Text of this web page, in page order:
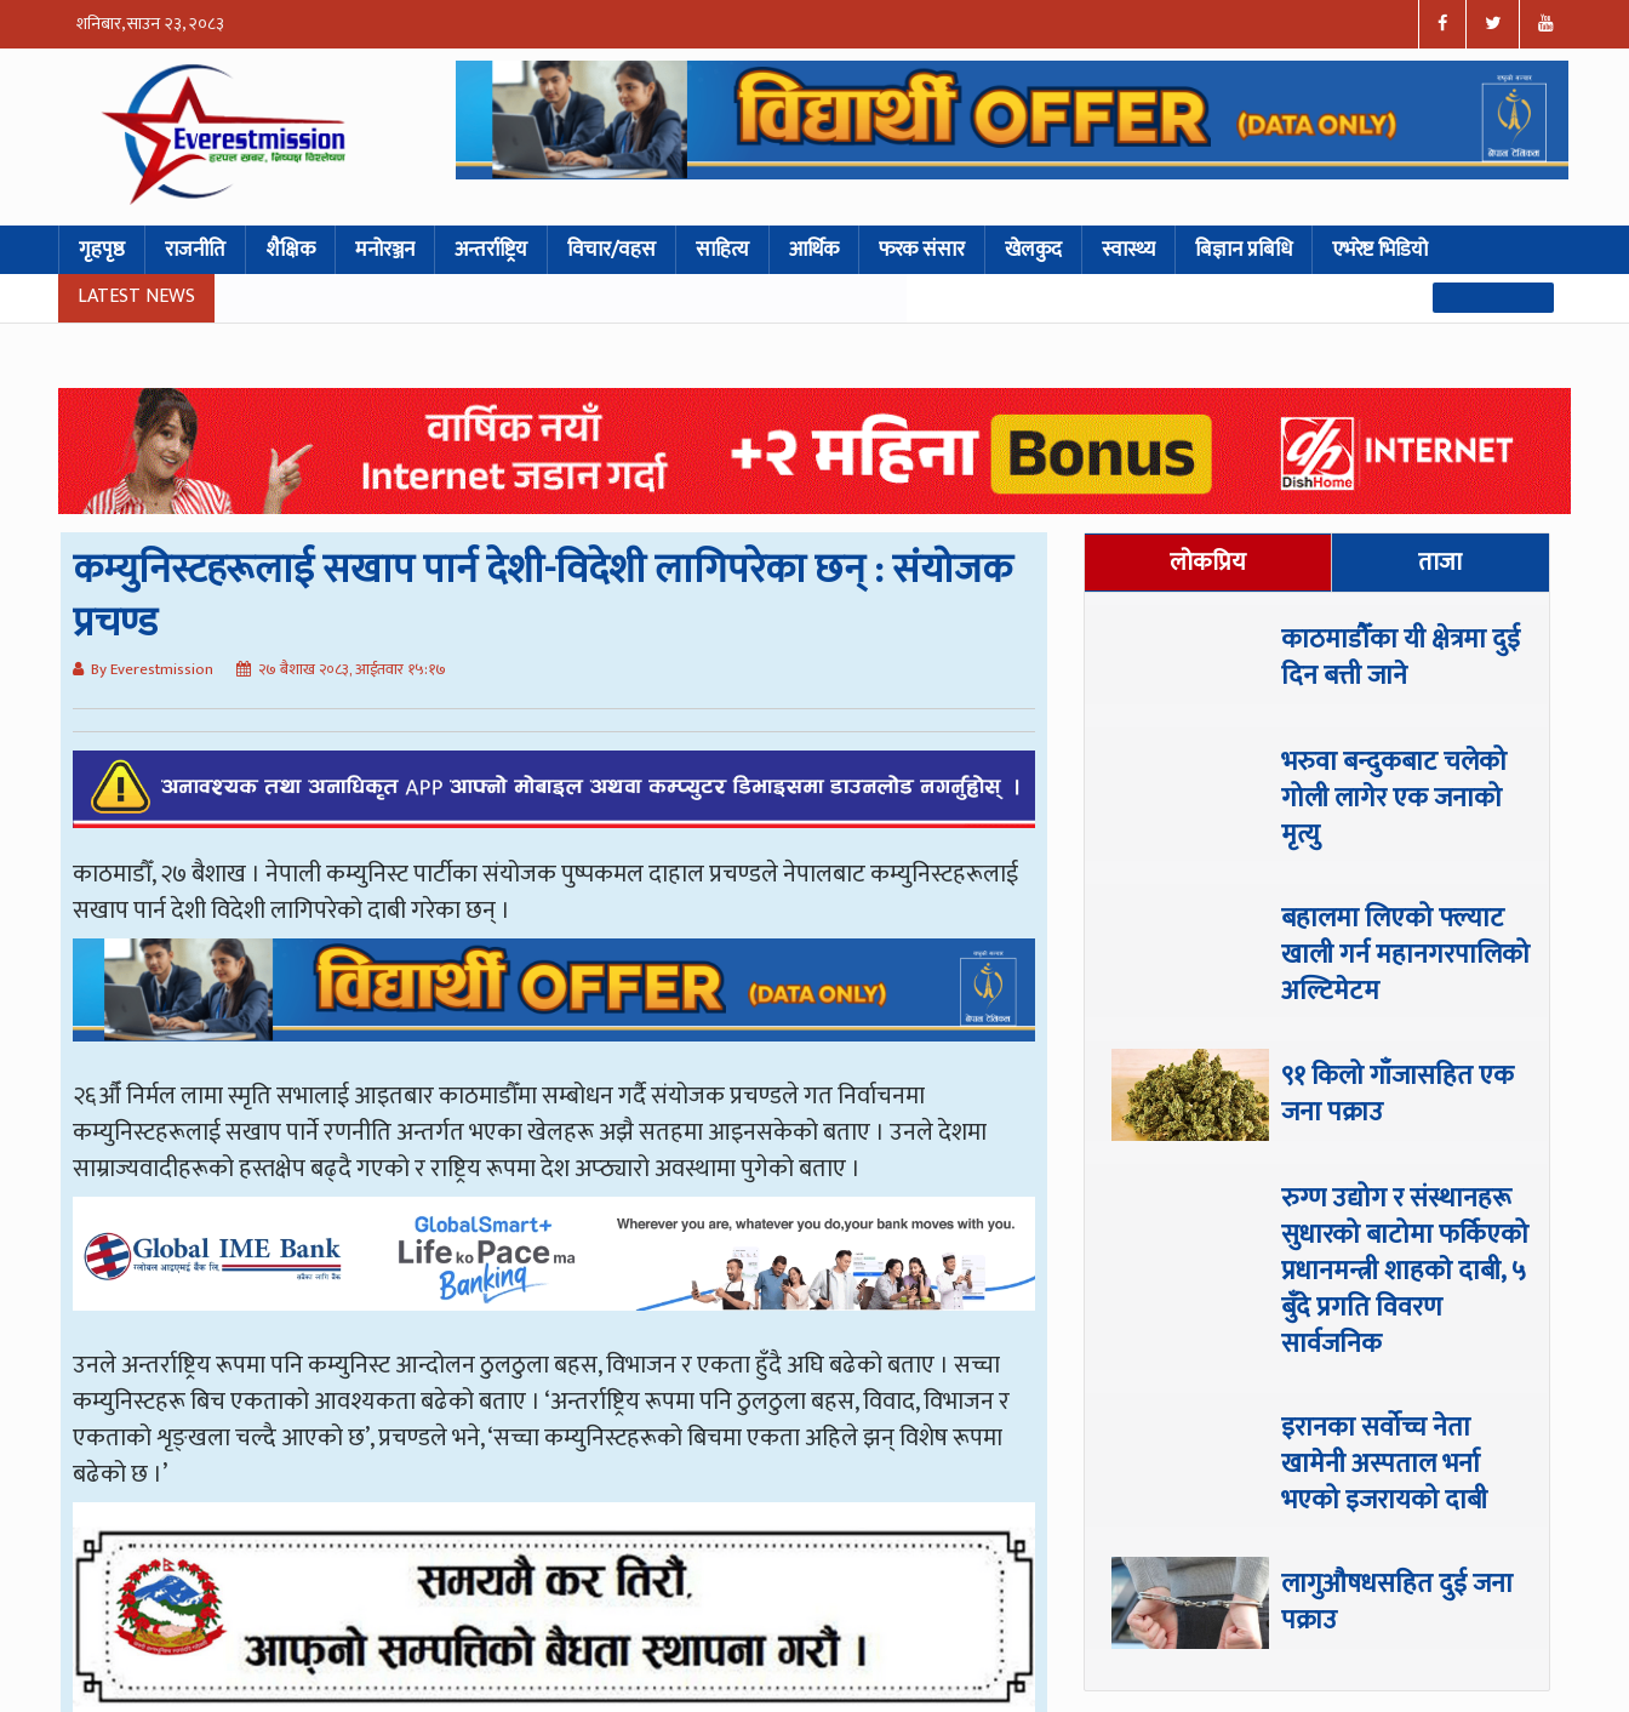
शनिबार, साउन २३, २०८३
गृहपृष्ठ राजनीति शैक्षिक मनोरञ्जन अन्तर्राष्ट्रिय विचार/वहस साहित्य आर्थिक फरक संसार खेलकुद स्वास्थ्य बिज्ञान प्रबिधि एभरेष्ट भिडियो
LATEST NEWS
कम्युनिस्टहरूलाई सखाप पार्न देशी-विदेशी लागिपरेका छन् : संयोजक
प्रचण्ड
By Everestmission २७ बैशाख २०८३, आईतवार १५:१७
काठमाडौँ, २७ बैशाख । नेपाली कम्युनिस्ट पार्टीका संयोजक पुष्पकमल दाहाल प्रचण्डले नेपालबाट कम्युनिस्टहरूलाई
सखाप पार्न देशी विदेशी लागिपरेको दाबी गरेका छन् ।
२६औँ निर्मल लामा स्मृति सभालाई आइतबार काठमाडौँमा सम्बोधन गर्दै संयोजक प्रचण्डले गत निर्वाचनमा
कम्युनिस्टहरूलाई सखाप पार्ने रणनीति अन्तर्गत भएका खेलहरू अझै सतहमा आइनसकेको बताए । उनले देशमा
साम्राज्यवादीहरूको हस्तक्षेप बढ्दै गएको र राष्ट्रिय रूपमा देश अप्ठ्यारो अवस्थामा पुगेको बताए ।
उनले अन्तर्राष्ट्रिय रूपमा पनि कम्युनिस्ट आन्दोलन ठुलठुला बहस, विभाजन र एकता हुँदै अघि बढेको बताए । सच्चा
कम्युनिस्टहरू बिच एकताको आवश्यकता बढेको बताए । ‘अन्तर्राष्ट्रिय रूपमा पनि ठुलठुला बहस, विवाद, विभाजन र
एकताको शृङ्खला चल्दै आएको छ’, प्रचण्डले भने, ‘सच्चा कम्युनिस्टहरूको बिचमा एकता अहिले झन् विशेष रूपमा
बढेको छ ।’
लोकप्रिय ताजा
काठमाडौँका यी क्षेत्रमा दुई
दिन बत्ती जाने
भरुवा बन्दुकबाट चलेको
गोली लागेर एक जनाको
मृत्यु
बहालमा लिएको फ्ल्याट
खाली गर्न महानगरपालिको
अल्टिमेटम
९१ किलो गाँजासहित एक
जना पक्राउ
रुग्ण उद्योग र संस्थानहरू
सुधारको बाटोमा फर्किएको
प्रधानमन्त्री शाहकाे दाबी, ५
बुँदे प्रगति विवरण
सार्वजनिक
इरानका सर्वोच्च नेता
खामेनी अस्पताल भर्ना
भएको इजरायको दाबी
लागुऔषधसहित दुई जना
पक्राउ